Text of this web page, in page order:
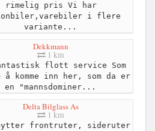
rimelig pris Vi har
i flere
variante...
Dekkmann
1 km
flott service Som
å komme inn her, som da er
en "mannsdominer...
Delta Bilglass As
1 km
frontruter, sideruter